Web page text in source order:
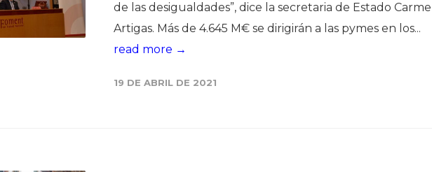
de las desigualdades”, dice la secretaria de Estado Carme
Artigas. Más de 4.645 M€ se dirigirán a las pymes en los...
read more →
19 DE ABRIL DE 2021